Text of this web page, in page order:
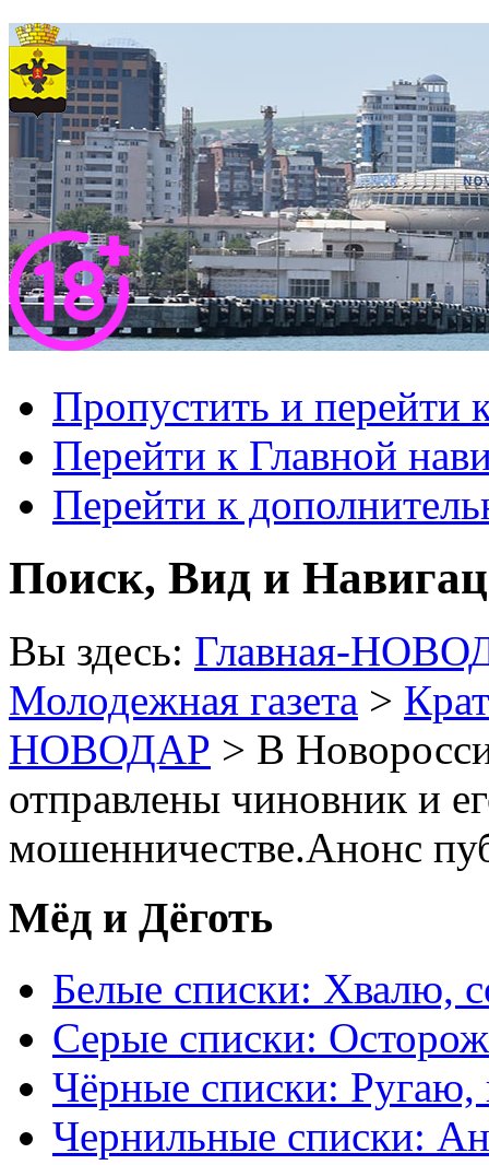
Пропустить и перейти
Перейти к Главной
Перейти к
Поиск, Вид и
Вы здесь: Главная-
Молодежная газета >
НОВОДАР > В
отправлены чиновник и
мошенничестве.Анонс
Мёд и Дёготь
Белые списки: Хвалю,
Серые списки:
Чёрные списки: Ругаю,
Чернильные списки: